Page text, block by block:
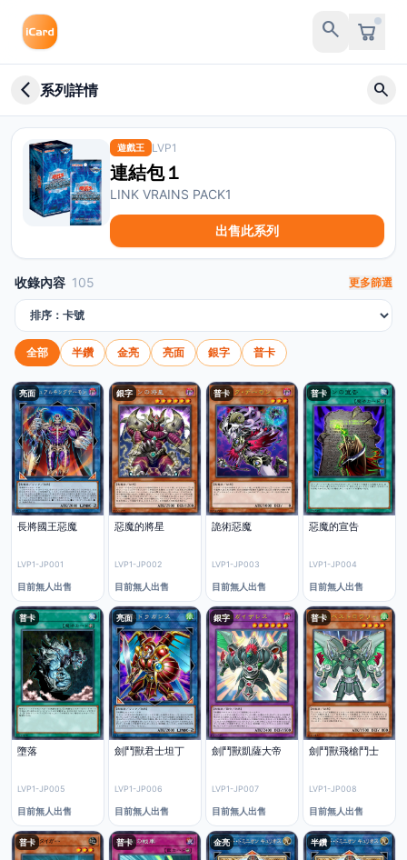
search
arrow_back_ios_new 系列詳情 search
遊戲王 LVP1
連結包１
LINK VRAINS PACK1
出售此系列
收錄內容 105 更多篩選
排序方式
全部 半鑽 金亮 亮面 銀字 普卡
亮面
長將國王惡魔
LVP1-JP001
目前無人出售
銀字
惡魔的將星
LVP1-JP002
目前無人出售
普卡
詭術惡魔
LVP1-JP003
目前無人出售
普卡
惡魔的宣告
LVP1-JP004
目前無人出售
普卡
墮落
LVP1-JP005
目前無人出售
亮面
劍鬥獸君士坦丁
LVP1-JP006
目前無人出售
銀字
劍鬥獸凱薩大帝
LVP1-JP007
目前無人出售
普卡
劍鬥獸飛槍鬥士
LVP1-JP008
目前無人出售
普卡 普卡 金亮 半鑽